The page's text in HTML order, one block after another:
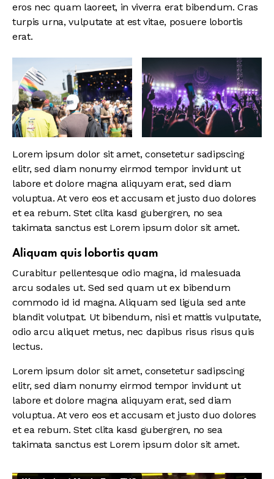
eros nec quam laoreet, in viverra erat bibendum. Cras
turpis urna, vulputate at est vitae, posuere lobortis
erat.
Lorem ipsum dolor sit amet, consetetur sadipscing
elitr, sed diam nonumy eirmod tempor invidunt ut
labore et dolore magna aliquyam erat, sed diam
voluptua. At vero eos et accusam et justo duo dolores
et ea rebum. Stet clita kasd gubergren, no sea
takimata sanctus est Lorem ipsum dolor sit amet.
Aliquam quis lobortis quam
Curabitur pellentesque odio magna, id malesuada
arcu sodales ut. Sed sed quam ut ex bibendum
commodo id id magna. Aliquam sed ligula sed ante
blandit volutpat. Ut bibendum, nisi et mattis vulputate,
odio arcu aliquet metus, nec dapibus risus risus quis
lectus.
Lorem ipsum dolor sit amet, consetetur sadipscing
elitr, sed diam nonumy eirmod tempor invidunt ut
labore et dolore magna aliquyam erat, sed diam
voluptua. At vero eos et accusam et justo duo dolores
et ea rebum. Stet clita kasd gubergren, no sea
takimata sanctus est Lorem ipsum dolor sit amet.